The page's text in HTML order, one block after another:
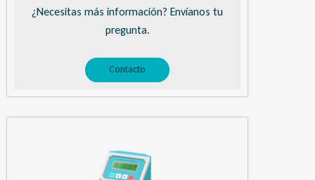
¿Necesitas más información? Envíanos tu
pregunta.
Contacto